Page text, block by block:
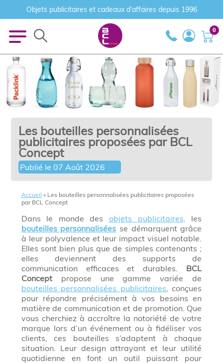
Objets publicitaires et cadeaux d'affaires depuis 1996
0
Les bouteilles personnalisées
publicitaires proposées par BCL
Concept
Publié le07 Août 2026
Accueil » Les bouteilles personnalisées publicitaires proposées
par BCL Concept
Dans le monde desobjets publicitaires, les
bouteilles personnalisées se démarquent grâce
à leur polyvalence et leur impact visuel notable.
Elles sont bien plus que de simples contenants ;
elles deviennent des supports de
communication efficaces et durables. BCL
Conceptpropose une gamme variée de
bouteilles personnalisées publicitaires, conçues
pour répondre précisément à vos besoins en
matière de communication et de promotion. Que
vous cherchiez à accroître la notoriété de votre
marque lors d’un événement ou à fidéliser vos
clients, ces bouteilles s’adaptent à chaque
situation. Leur design attrayant et leur utilité
quotidienne en font un outil puissant pour